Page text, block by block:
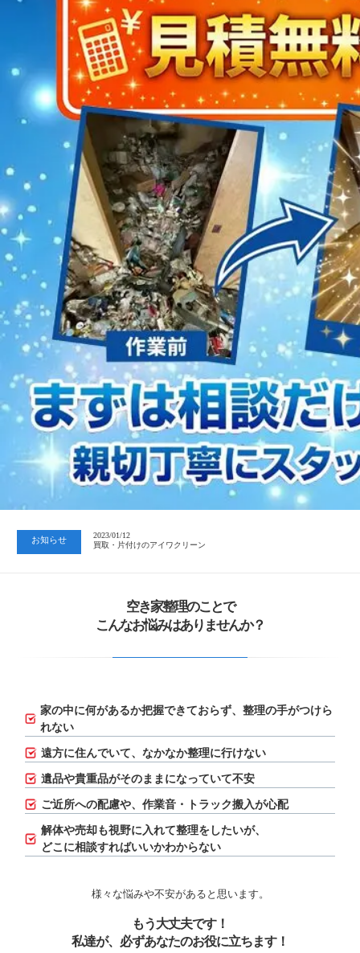
お知らせ
2023/01/12
買取・片付けのアイワクリーン
2023/07/24
中日新聞 岐阜版「空き家対策SOS」コーナーに掲載いただきまし…
2023/01/12
買取・片付けのアイワクリーン
空き家整理のことで
こんなお悩みはありませんか？
家の中に何があるか把握できておらず、 整理の手がつけら
れない
遠方に住んでいて、なかなか整理に行けない
遺品や貴重品がそのままになっていて不安
ご近所への配慮や、作業音・トラック搬入が心配
解体や売却も視野に入れて整理をしたいが、
どこに相談すればいいかわからない
様々な悩みや不安があると思います。
もう大丈夫です！
私達が、必ずあなたのお役に立ちます！